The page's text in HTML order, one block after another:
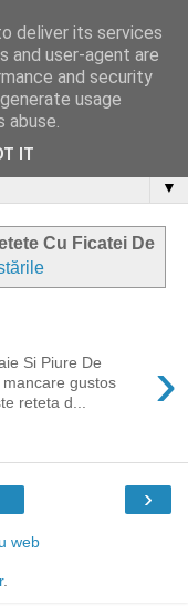
▼
Cu Ficatei De
›
Si Piure De
gustos
reteta d...
›
web
.
deliver its services
and user-agent are
and security
usage
abuse.
IT